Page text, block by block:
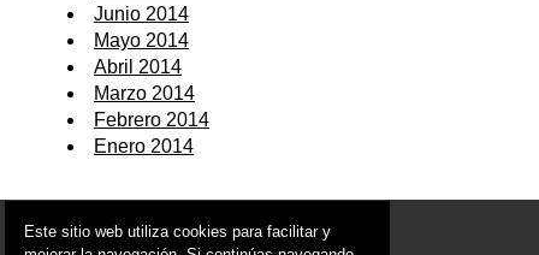
Junio 2014
Mayo 2014
Abril 2014
Marzo 2014
Febrero 2014
Enero 2014
© 2006 - 2026 Portal de La Unión Noticias
info@portaldelaunion.es
Este sitio web utiliza cookies para facilitar y